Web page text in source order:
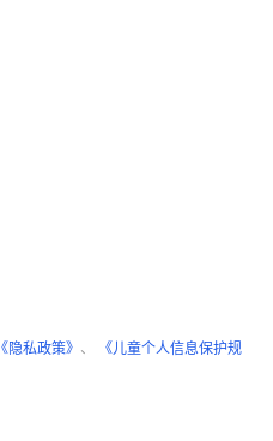
《隐私政策》 、
《儿童个人信息保护规